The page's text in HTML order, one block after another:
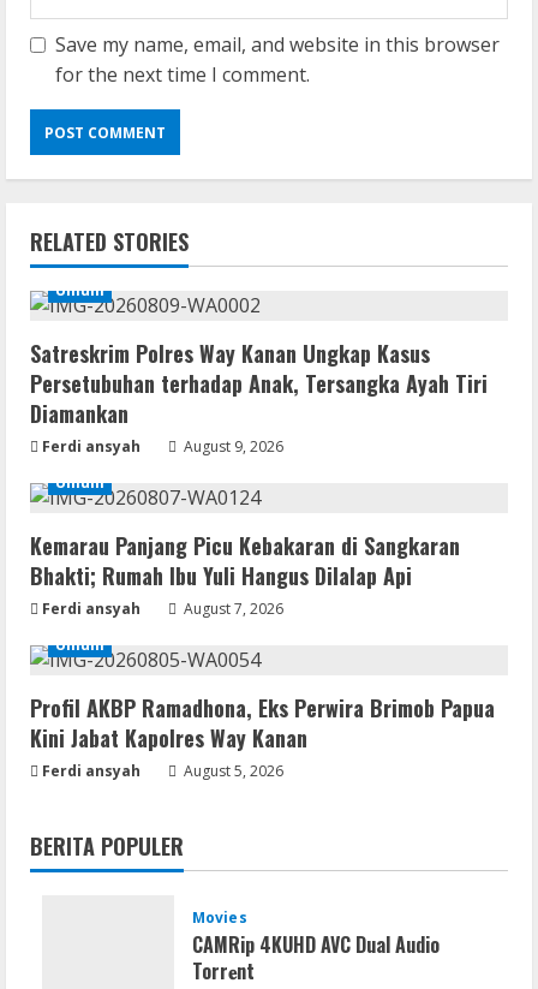
Save my name, email, and website in this browser
for the next time I comment.
RELATED STORIES
Umum
Satreskrim Polres Way Kanan Ungkap Kasus
Persetubuhan terhadap Anak, Tersangka Ayah Tiri
Diamankan
Ferdi ansyah
August 9, 2026
Umum
Kemarau Panjang Picu Kebakaran di Sangkaran
Bhakti; Rumah Ibu Yuli Hangus Dilalap Api
Ferdi ansyah
August 7, 2026
Umum
Profil AKBP Ramadhona, Eks Perwira Brimob Papua
Kini Jabat Kapolres Way Kanan
Ferdi ansyah August 5, 2026
BERITA POPULER
Movies
CAMRip 4KUHD AVC Dual Audio
Torr𝐞nt